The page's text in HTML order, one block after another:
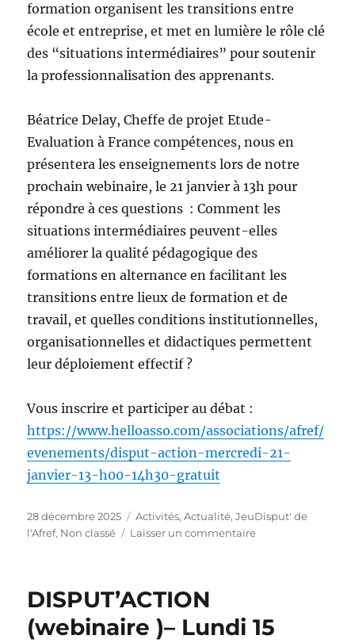
formation organisent les transitions entre
école et entreprise, et met en lumière le rôle clé
des “situations intermédiaires” pour soutenir
la professionnalisation des apprenants.
Béatrice Delay, Cheffe de projet Etude-
Evaluation à France compétences, nous en
présentera les enseignements lors de notre
prochain webinaire, le 21 janvier à 13h pour
répondre à ces questions : Comment les
situations intermédiaires peuvent-elles
améliorer la qualité pédagogique des
formations en alternance en facilitant les
transitions entre lieux de formation et de
travail, et quelles conditions institutionnelles,
organisationnelles et didactiques permettent
leur déploiement effectif ?
Vous inscrire et participer au débat :
https://www.helloasso.com/associations/afref/
evenements/disput-action-mercredi-21-
janvier-13-h00-14h30-gratuit
Publié
le
28 décembre 2025 Catégories
Activités,Actualité,JeuDisput' de
l'Afref, Non classé Laisser un commentairesur
13h00-
DISPUT’ACTION
(webinaire )– Lundi 15